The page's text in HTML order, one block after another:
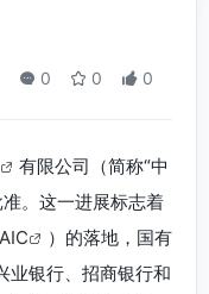
0 0 0
有限公司（简称“中
。这一进展标志着
AIC
）的落地，国有
业银行、招商银行和